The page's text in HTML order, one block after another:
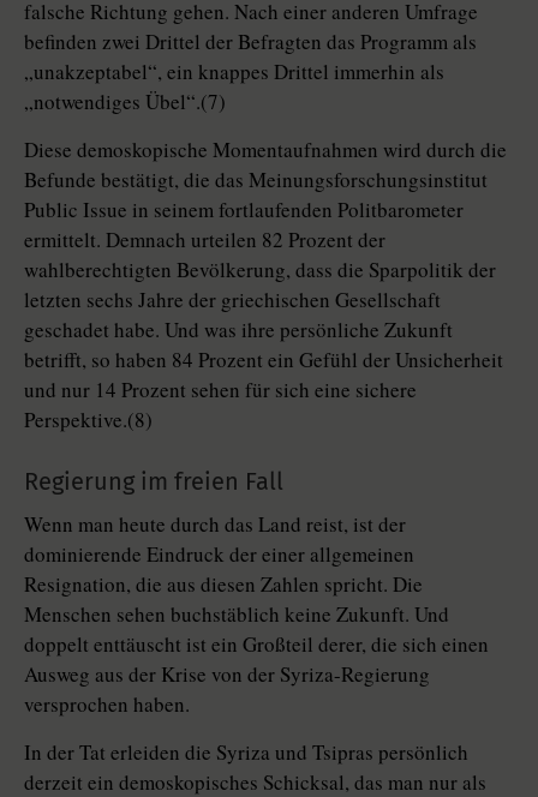
falsche Richtung gehen. Nach einer anderen Umfrage
befinden zwei Drittel der Befragten das Programm als
„unakzeptabel“, ein knappes Drittel immerhin als
„notwendiges Übel“.(7)
Diese demoskopische Momentaufnahmen wird durch die
Befunde bestätigt, die das Meinungsforschungsinstitut
Public Issue in seinem fortlaufenden Politbarometer
ermittelt. Demnach urteilen 82 Prozent der
wahlberechtigten Bevölkerung, dass die Sparpolitik der
letzten sechs Jahre der griechischen Gesellschaft
geschadet habe. Und was ihre persönliche Zukunft
betrifft, so haben 84 Prozent ein Gefühl der Unsicherheit
und nur 14 Prozent sehen für sich eine sichere
Perspektive.(8)
Regierung im freien Fall
Wenn man heute durch das Land reist, ist der
dominierende Eindruck der einer allgemeinen
Resignation, die aus diesen Zahlen spricht. Die
Menschen sehen buchstäblich keine Zukunft. Und
doppelt enttäuscht ist ein Großteil derer, die sich einen
Ausweg aus der Krise von der Syriza-Regierung
versprochen haben.
In der Tat erleiden die Syriza und Tsipras persönlich
derzeit ein demoskopisches Schicksal, das man nur als